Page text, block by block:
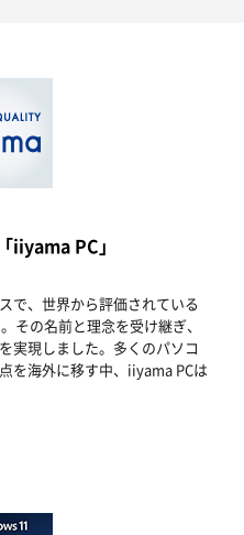
iiyama PC」
で、世界から評価されている
その名前と理念を受け継ぎ、
実現しました。多くのパソコ
を海外に移す中、iiyama PCは